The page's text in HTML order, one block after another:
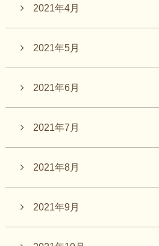
2021年4月
2021年5月
2021年6月
2021年7月
2021年8月
2021年9月